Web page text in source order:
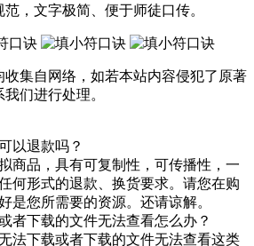
，文字极简、便于师徒口传。
集自网络，如若本站内容侵犯了原著
们进行处理。
以退款吗？
商品，具有可复制性，可传播性，一
何形式的退款、换货要求。请您在购
是您所需要的资源。还请谅解。
者下载的文件无法查看怎么办？
法下载或者下载的文件无法查看这类